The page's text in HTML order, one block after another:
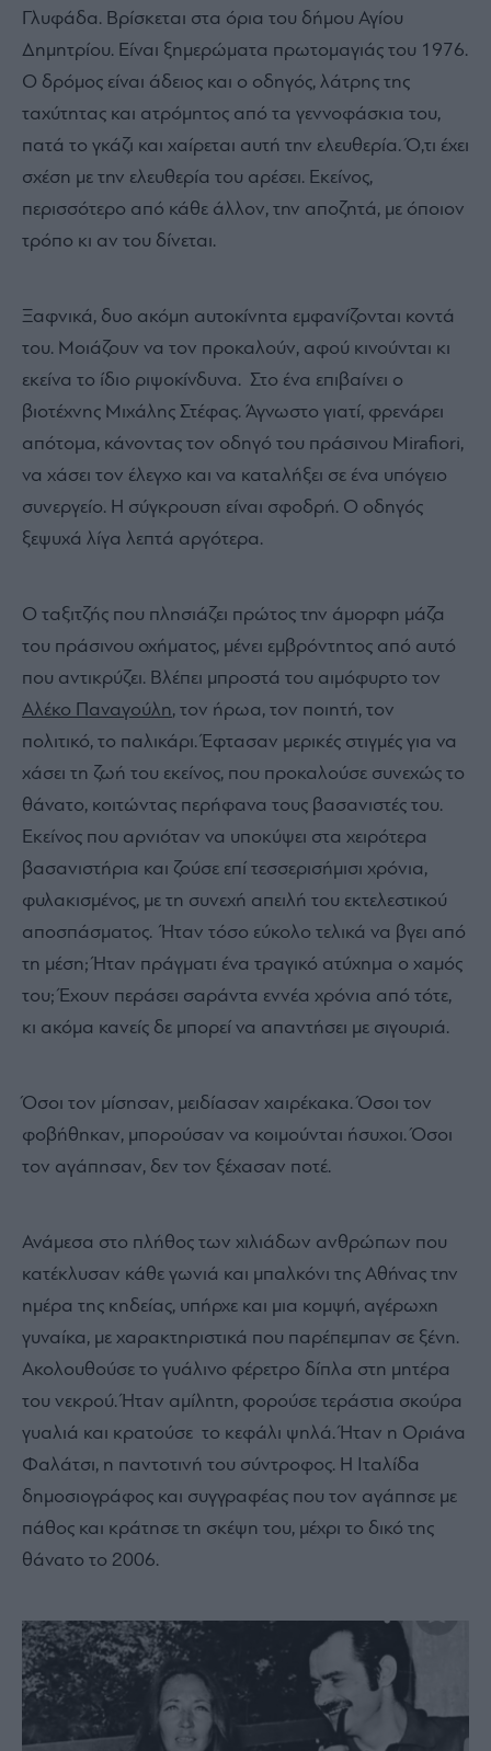
Γλυφάδα. Βρίσκεται στα όρια του δήμου Αγίου
Δημητρίου. Είναι ξημερώματα πρωτομαγιάς του 1976.
Ο δρόμος είναι άδειος και ο οδηγός, λάτρης της
ταχύτητας και ατρόμητος από τα γεννοφάσκια του,
πατά το γκάζι και χαίρεται αυτή την ελευθερία. Ό,τι έχει
σχέση με την ελευθερία του αρέσει. Εκείνος,
περισσότερο από κάθε άλλον, την αποζητά, με όποιον
τρόπο κι αν του δίνεται.
Ξαφνικά, δυο ακόμη αυτοκίνητα εμφανίζονται κοντά
του. Μοιάζουν να τον προκαλούν, αφού κινούνται κι
εκείνα το ίδιο ριψοκίνδυνα. Στο ένα επιβαίνει ο
βιοτέχνης Μιχάλης Στέφας. Άγνωστο γιατί, φρενάρει
απότομα, κάνοντας τον οδηγό του πράσινου Mirafiori,
να χάσει τον έλεγχο και να καταλήξει σε ένα υπόγειο
συνεργείο. Η σύγκρουση είναι σφοδρή. Ο οδηγός
ξεψυχά λίγα λεπτά αργότερα.
Ο ταξιτζής που πλησιάζει πρώτος την άμορφη μάζα
του πράσινου οχήματος, μένει εμβρόντητος από αυτό
που αντικρύζει. Βλέπει μπροστά του αιμόφυρτο τον
Αλέκο Παναγούλη, τον ήρωα, τον ποιητή, τον
πολιτικό, το παλικάρι. Έφτασαν μερικές στιγμές για να
χάσει τη ζωή του εκείνος, που προκαλούσε συνεχώς το
θάνατο, κοιτώντας περήφανα τους βασανιστές του.
Εκείνος που αρνιόταν να υποκύψει στα χειρότερα
βασανιστήρια και ζούσε επί τεσσερισήμισι χρόνια,
φυλακισμένος, με τη συνεχή απειλή του εκτελεστικού
αποσπάσματος. Ήταν τόσο εύκολο τελικά να βγει από
τη μέση; Ήταν πράγματι ένα τραγικό ατύχημα ο χαμός
του; Έχουν περάσει σαράντα εννέα χρόνια από τότε,
κι ακόμα κανείς δε μπορεί να απαντήσει με σιγουριά.
Όσοι τον μίσησαν, μειδίασαν χαιρέκακα. Όσοι τον
φοβήθηκαν, μπορούσαν να κοιμούνται ήσυχοι. Όσοι
τον αγάπησαν, δεν τον ξέχασαν ποτέ.
Ανάμεσα στο πλήθος των χιλιάδων ανθρώπων που
κατέκλυσαν κάθε γωνιά και μπαλκόνι της Αθήνας την
ημέρα της κηδείας, υπήρχε και μια κομψή, αγέρωχη
γυναίκα, με χαρακτηριστικά που παρέπεμπαν σε ξένη.
Ακολουθούσε το γυάλινο φέρετρο δίπλα στη μητέρα
του νεκρού. Ήταν αμίλητη, φορούσε τεράστια σκούρα
γυαλιά και κρατούσε το κεφάλι ψηλά. Ήταν η Οριάνα
Φαλάτσι, η παντοτινή του σύντροφος. Η Ιταλίδα
δημοσιογράφος και συγγραφέας που τον αγάπησε με
πάθος και κράτησε τη σκέψη του, μέχρι το δικό της
θάνατο το 2006.